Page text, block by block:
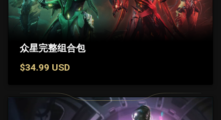
众星完整组合包
$34.99 USD